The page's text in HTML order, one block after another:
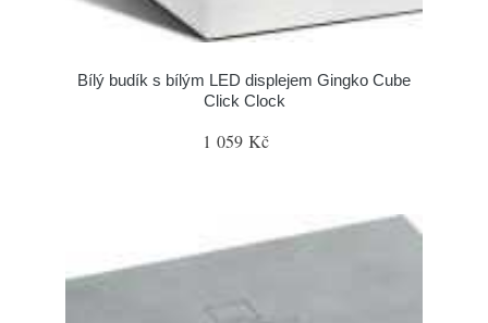
Bílý budík s bílým LED displejem Gingko Cube
Click Clock
1 059 Kč